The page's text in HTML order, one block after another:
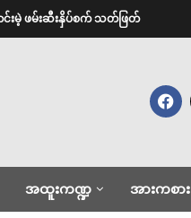
းမဲ့ ဖမ်းဆီးနှိပ်စက် သတ်ဖြတ်
အထူးကဏ္ဍ အားကစား